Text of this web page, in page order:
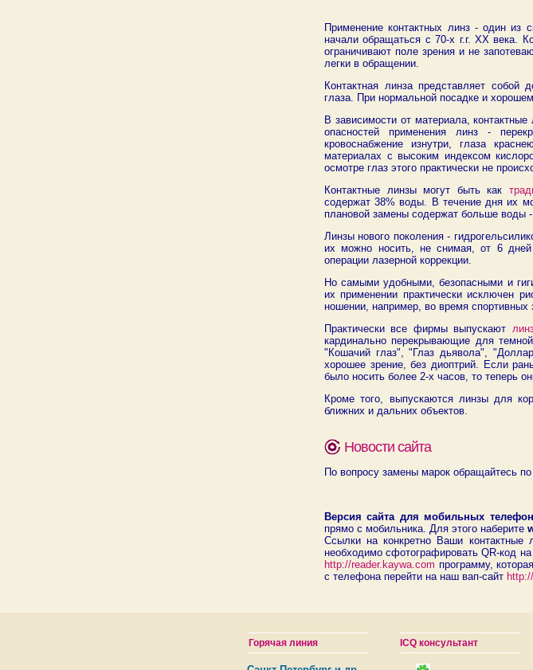
Применение контактных линз - один из
начали обращаться с 70-х г.г. ХХ века.
ограничивают поле зрения и не
легки в обращении.
Контактная линза представляет собой
глаза. При нормальной посадке и
В зависимости от материала,
опасностей применения линз -
кровоснабжение изнутри, глаза
материалах с высоким индексом
осмотре глаз этого практически не
Контактные линзы могут быть как
содержат 38% воды. В течение дня их
плановой замены содержат больше воды
Линзы нового поколения -
их можно носить, не снимая, от 6 дней
операции лазерной коррекции.
Но самыми удобными, безопасными и
их применении практически исключен
ношении, например, во время спортивных
Практически все фирмы выпускают
кардинально перекрывающие для
"Кошачий глаз", "Глаз дьявола",
хорошее зрение, без диоптрий. Если
было носить более 2-х часов, то теперь
Кроме того, выпускаются линзы для
ближних и дальних объектов.
Новости сайта
По вопросу замены марок обращайтесь
Версия сайта для мобильных
прямо с мобильника. Для этого наберите
Ссылки на конкретно Ваши
необходимо сфотографировать QR-код
http://reader.kaywa.com программу,
с телефона перейти на наш вап-сайт
Горячая линия ICQ консультант